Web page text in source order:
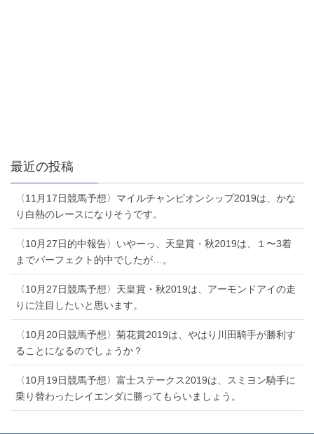
最近の投稿
〈11月17日競馬予想〉マイルチャンピオンシップ2019は、かな
り白熱のレースになりそうです。
〈10月27日的中報告〉いやーっ、天皇賞・秋2019は、１〜3着
までパーフェクト的中でしたが…。
〈10月27日競馬予想〉天皇賞・秋2019は、アーモンドアイの走
りに注目したいと思います。
〈10月20日競馬予想〉菊花賞2019は、やはり川田騎手が勝利す
ることになるのでしょうか？
〈10月19日競馬予想〉富士ステークス2019は、スミヨン騎手に
乗り替わったレイエンダに勝ってもらいましょう。